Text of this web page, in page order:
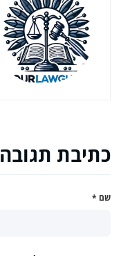
כתיבת תגובה
שם *